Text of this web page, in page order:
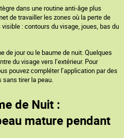
dans une routine anti-âge plus
de travailler les zones où la perte de
: contours du visage, joues, bas du
de jour ou le baume de nuit. Quelques
du visage vers l’extérieur. Pour
pouvez compléter l’application par des
sans tirer la peau.
de Nuit :
mature pendant